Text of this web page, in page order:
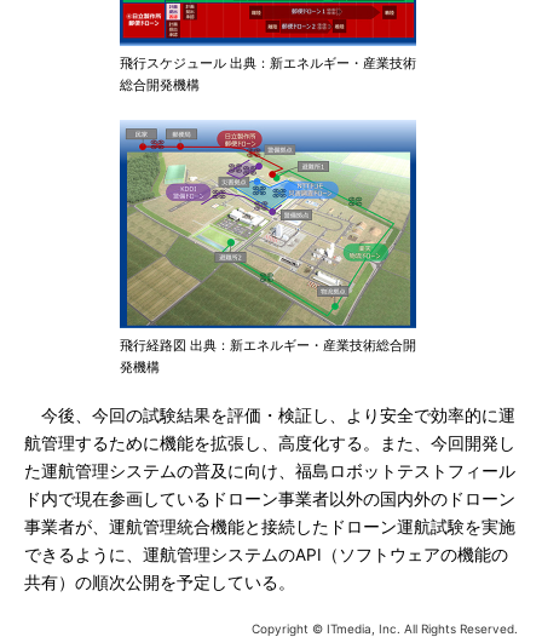
飛行スケジュール 出典：新エネルギー・産業技術
総合開発機構
飛行経路図 出典：新エネルギー・産業技術総合開
発機構
今後、今回の試験結果を評価・検証し、より安全で効率的に運
航管理するために機能を拡張し、高度化する。また、今回開発し
た運航管理システムの普及に向け、福島ロボットテストフィール
ド内で現在参画しているドローン事業者以外の国内外のドローン
事業者が、運航管理統合機能と接続したドローン運航試験を実施
できるように、運航管理システムのAPI（ソフトウェアの機能の
共有）の順次公開を予定している。
Copyright © ITmedia, Inc. All Rights Reserved.